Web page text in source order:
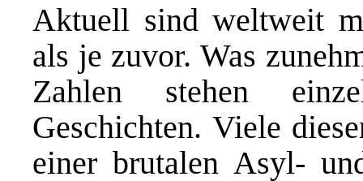
Aktuell sind weltweit
als je zuvor. Was
Zahlen stehen
Geschichten. Viele
einer brutalen Asyl-